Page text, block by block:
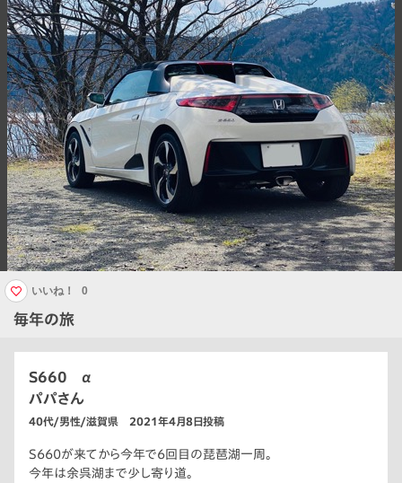
毎年の旅
いいね！ 0
S660 α
パパさん
40代/男性/滋賀県 2021年4月8日投稿
S660が来てから今年で6回目の琵琶湖一周。
今年は余呉湖まで少し寄り道。